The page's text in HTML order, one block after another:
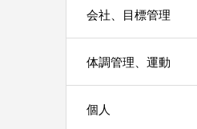
会社、目標管理
体調管理、運動
個人